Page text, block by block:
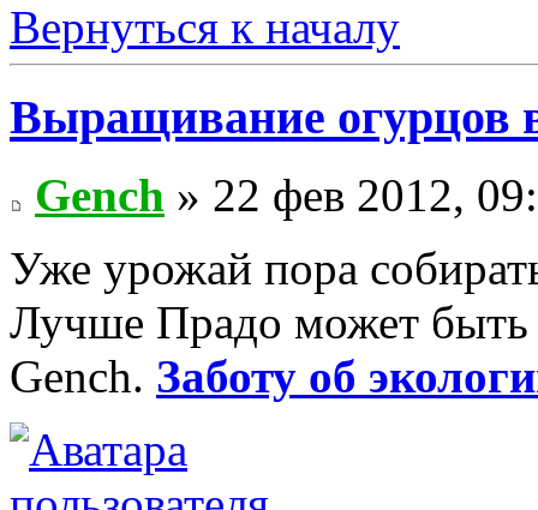
Вернуться к началу
Выращивание огурцов
Gench » 22 фев 2012,
Уже урожай пора
Лучше Прадо может
Gench. Заботу об